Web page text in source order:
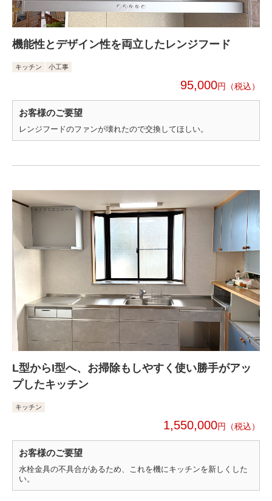
機能性とデザイン性を両立したレンジフード
キッチン 小工事
95,000円
お客様のご要望
レンジフードのファンが壊れたので交換してほしい。
L型からI型へ、お掃除もしやすく使い勝手がアッ
プしたキッチン
キッチン
1,550,000円
お客様のご要望
水栓金具の不具合があるため、これを機にキッチンを新しくした
い。